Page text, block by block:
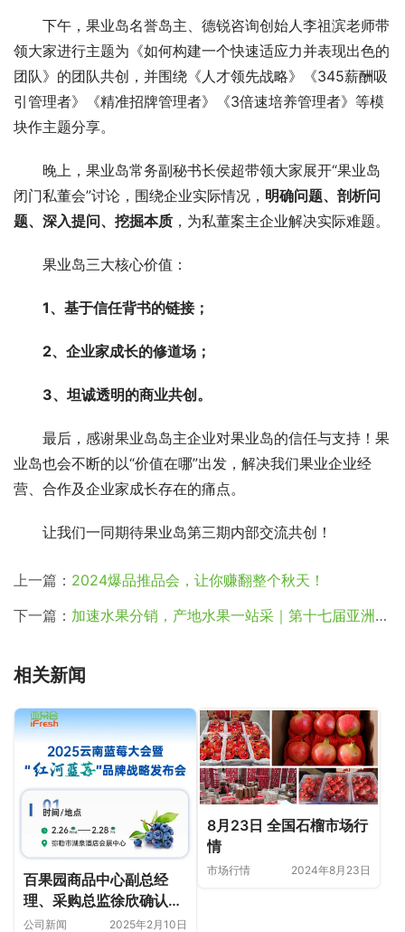
下午，果业岛名誉岛主、德锐咨询创始人李祖滨老师带
领大家进行主题为《如何构建一个快速适应力并表现出色的
团队》的团队共创，并围绕《人才领先战略》《345薪酬吸
引管理者》《精准招牌管理者》《3倍速培养管理者》等模
块作主题分享。
晚上，果业岛常务副秘书长侯超带领大家展开“果业岛
闭门私董会”讨论，围绕企业实际情况， 明确问题、剖析问
题、深入提问、挖掘本质 ，为私董案主企业解决实际难题。
果业岛三大核心价值：
1、基于信任背书的链接；
2、企业家成长的修道场；
3、坦诚透明的商业共创。
最后，感谢果业岛岛主企业对果业岛的信任与支持！果
业岛也会不断的以“价值在哪”出发，解决我们果业企业经
营、合作及企业家成长存在的痛点。
让我们一同期待果业岛第三期内部交流共创！
上一篇： 2024爆品推品会，让你赚翻整个秋天！
下一篇： 加速水果分销，产地水果一站采｜第十七届亚洲果蔬产业博览会在杭璀璨开幕！
相关新闻
百果园商品中心副总经
理、采购总监徐欣确认出
席2025云南蓝莓大会！
公司新闻 2025年2月10日
8月23日 全国石榴市场行
情
市场行情 2024年8月23日